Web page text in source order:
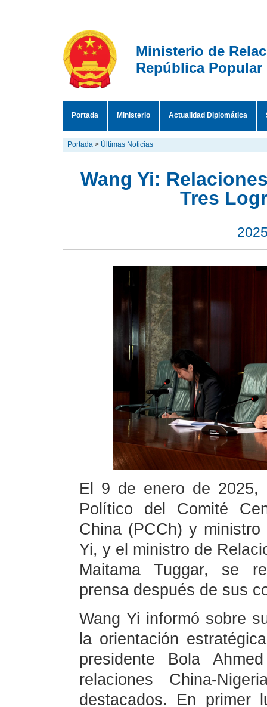
Ministerio de
República Popular
Portada Ministerio Actualidad Diplomática
Portada > Últimas Noticias
Wang Yi:
Tres
El 9 de enero de 2025,
Político del Comité
China (PCCh) y
Yi, y el ministro de
Maitama Tuggar, se
prensa después de sus
Wang Yi informó sobre
la orientación
presidente Bola
relaciones China-
destacados. En primer